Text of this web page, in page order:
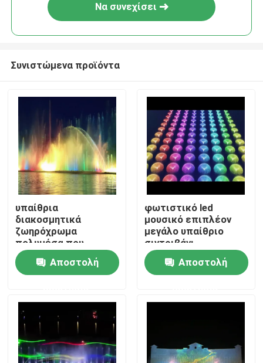
Προϊόντα
Σχετικά με εμάς
Να συνεχίσει
Συνιστώμενα προϊόντα
υπαίθρια
διακοσμητικά
ζωηρόχρωμα
πολυμέσα που
επιπλέουν τις πηγές
νερού Αποστολή
φωτιστικό led
μουσικό επιπλέον
μεγάλο υπαίθριο
σιντριβάνι
Αποστολή